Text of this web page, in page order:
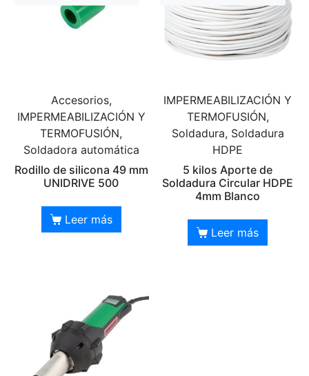
Accesorios,
IMPERMEABILIZACIÓN Y
TERMOFUSIÓN,
Soldadora automática
Rodillo de silicona 49 mm
UNIDRIVE 500
Leer más
IMPERMEABILIZACIÓN Y
TERMOFUSIÓN,
Soldadura, Soldadura
HDPE
5 kilos Aporte de
Soldadura Circular HDPE
4mm Blanco
Leer más